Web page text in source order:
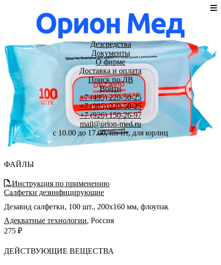
Дезсредства
Документы
О фирме
Доставка и оплата
Поиск по ДВ
Войти
+7 (495) 220-50-25
+7 (985) 220-50-25
+7 (926) 150-26-97
mail@orion-med.ru
c 10.00 до 17.00, пн-пт, для юрлиц
ФАЙЛЫ
Инструкция по применению
Салфетки дезинфицирующие
Дезавид салфетки, 100 шт., 200х160 мм, флоупак
Адекватные технологии, Россия
ДЕЙСТВУЮЩИЕ ВЕЩЕСТВА
275 ₽